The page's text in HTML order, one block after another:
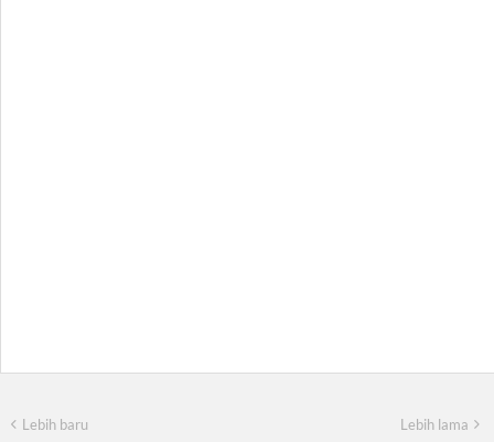
Lebih baru Lebih lama